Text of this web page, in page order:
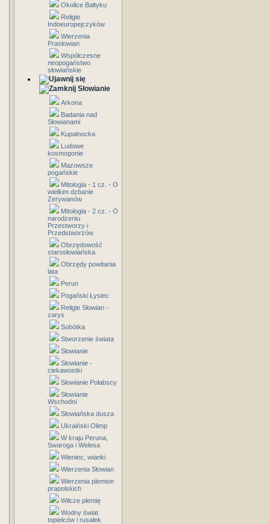
Okolice Bałtyku
Religie
Indoeuropejczyków
Wierzenia
Prasłowian
Współczesne
neopogaństwo
słowiańskie
Słowianie
Arkona
Badania nad
Słowianami
Kupalnocka
Ludowe
kosmogonie
Mazowsze
pogańskie
Mitologia - 1 cz. - O
wielkim dzbanie
Zerywanów
Mitologia - 2 cz. - O
narodzeniu
Przestworzy i
Przedstworzów
Obrzędowość
starosłowiańska
Obrzędy powitania
lata
Perun
Pogański Łysiec
Religie Słowian -
zarys
Sobótka
Stworzenie świata
Słowianie
Słowianie -
ciekawostki
Słowianie Połabscy
Słowianie
Wschodni
Słowiańska dusza
Ukraiński Olimp
W kraju Peruna,
Swaroga i Welesa
Wieniec, wianki
Wierzenia Słowian
Wierzenia plemion
prapolskich
Wilcze plemię
Wodny świat
topielców i rusałek